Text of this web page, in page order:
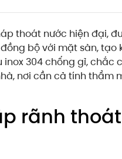
thoát nước hiện đại,
bộ với mặt sàn,
304 chống gỉ,
nơi cần cả tính thẩm
rãnh